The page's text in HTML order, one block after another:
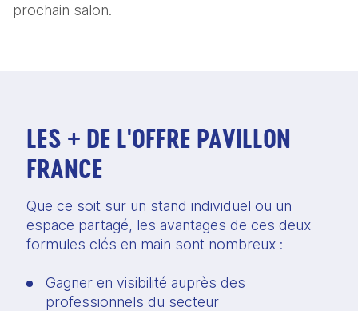
prochain salon.
LES + DE L'OFFRE PAVILLON
FRANCE
Que ce soit sur un stand individuel ou un
espace partagé, les avantages de ces deux
formules clés en main sont nombreux :
Gagner en visibilité auprès des
professionnels du secteur